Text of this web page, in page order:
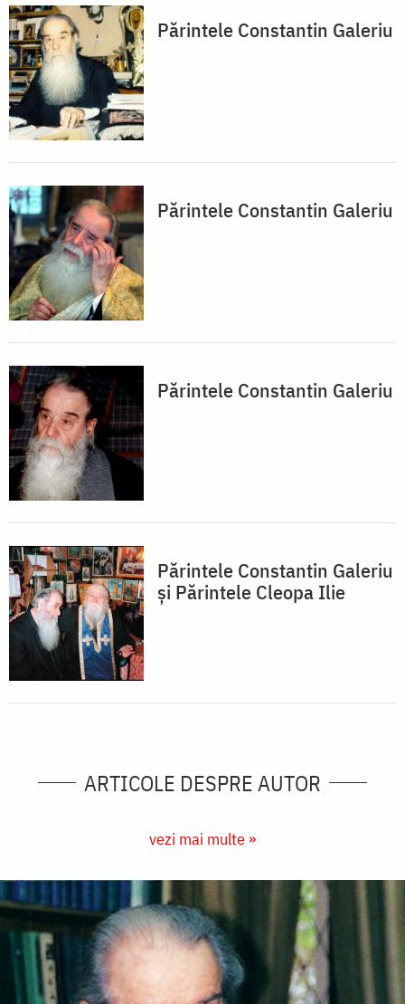
Părintele Constantin Galeriu
Părintele Constantin Galeriu
Părintele Constantin Galeriu
Părintele Constantin Galeriu
și Părintele Cleopa Ilie
ARTICOLE DESPRE AUTOR
vezi mai multe »